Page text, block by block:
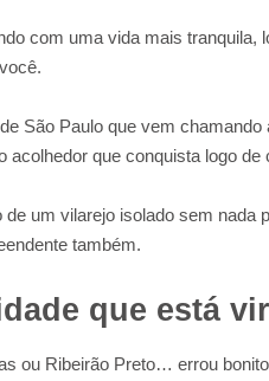
com uma vida mais tranquila,
São Paulo que vem
acolhedor que conquista logo de
um vilarejo isolado sem nada
também.
que está
ou Ribeirão Preto… errou